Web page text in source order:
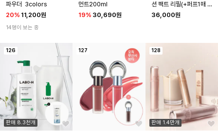
파우더  3colors
20% 11,200원
14명이 보는 중
먼트200ml
19% 30,690원
션 팩트 리필(+퍼프1매 증
정)
36,000원
126
판매 8.3천개
127 128
판매 1.4만개